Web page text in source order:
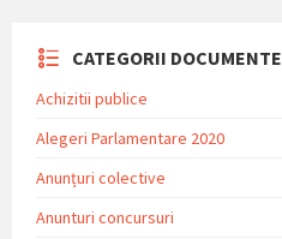
CATEGORII DOCUMENTE
Achizitii publice
Alegeri Parlamentare 2020
Anunțuri colective
Anunturi concursuri